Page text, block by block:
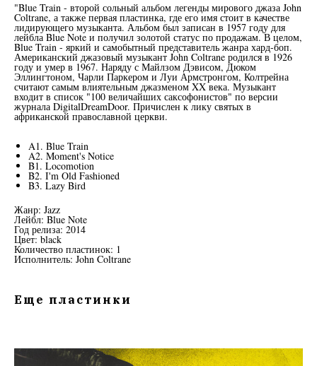
"Blue Train - второй сольный альбом легенды мирового джаза John
Coltrane, а также первая пластинка, где его имя стоит в качестве
лидирующего музыканта. Альбом был записан в 1957 году для
лейбла Blue Note и получил золотой статус по продажам. В целом,
Blue Train - яркий и самобытный представитель жанра хард-боп.
Американский джазовый музыкант John Coltrane родился в 1926
году и умер в 1967. Наряду с Майлзом Дэвисом, Дюком
Эллингтоном, Чарли Паркером и Луи Армстронгом, Колтрейна
считают самым влиятельным джазменом XX века. Музыкант
входит в список "100 величайших саксофонистов" по версии
журнала DigitalDreamDoor. Причислен к лику святых в
африканской православной церкви.
A1. Blue Train
A2. Moment's Notice
B1. Locomotion
B2. I'm Old Fashioned
B3. Lazy Bird
Жанр: Jazz
Лейбл: Blue Note
Год релиза: 2014
Цвет: black
Количество пластинок: 1
Исполнитель: John Coltrane
Еще пластинки